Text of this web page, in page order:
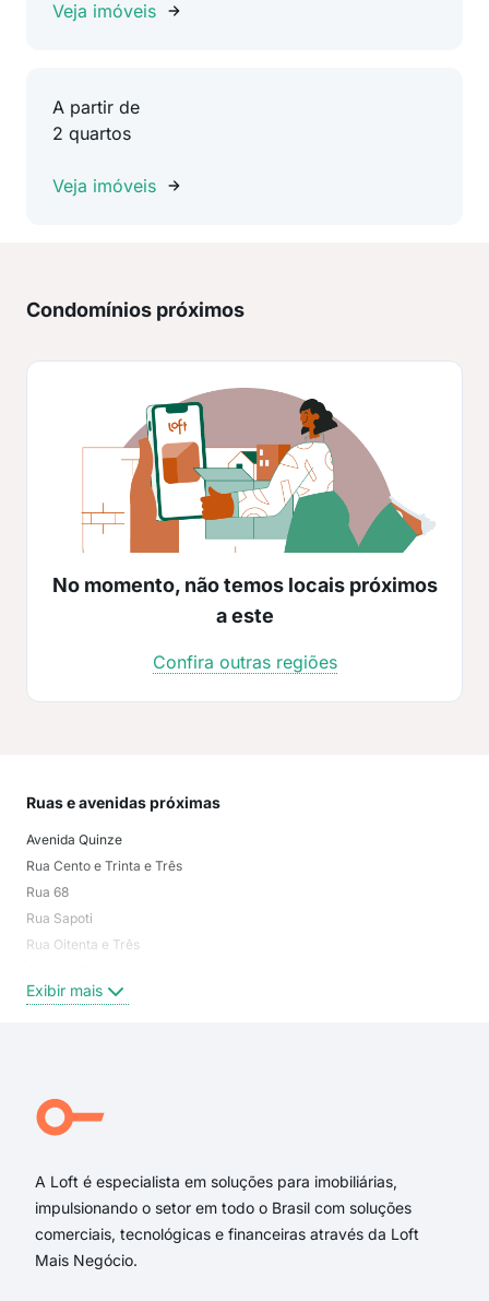
Veja imóveis
A partir de
2 quartos
Veja imóveis
Condomínios próximos
No momento, não temos locais próximos
a este
Confira outras regiões
Ruas e avenidas próximas
Avenida Quinze
Rua Cento e Trinta e Três
Rua 68
Rua Sapoti
Rua Oitenta e Três
Rua Cento e Quarenta e Um
Rua das Jaboticabeiras
Rua Judith Maria do Carmo
Exibir mais
A Loft é especialista em soluções para imobiliárias,
impulsionando o setor em todo o Brasil com soluções
comerciais, tecnológicas e financeiras através da Loft
Mais Negócio.